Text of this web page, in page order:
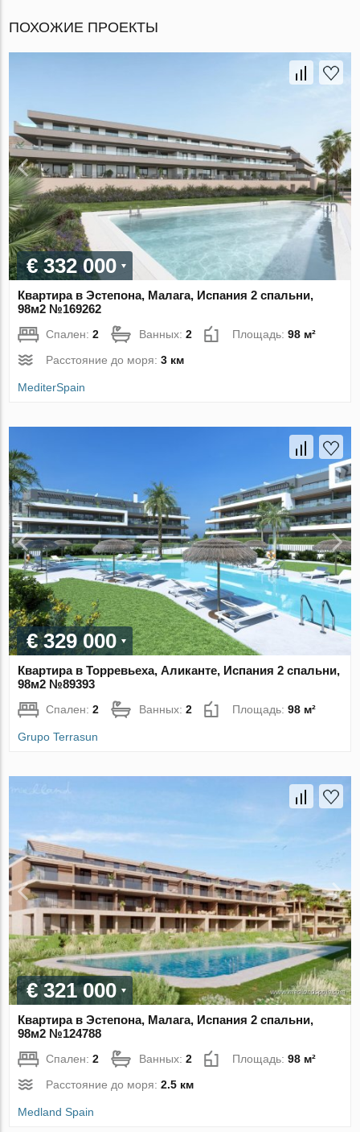
ПОХОЖИЕ ПРОЕКТЫ
€ 332 000
Квартира в Эстепона, Малага, Испания 2 спальни,
98м2 №169262
Спален:2 Ванных:2 Площадь:98 м²
Расстояние до моря:3 км
MediterSpain
€ 329 000
Квартира в Торревьеха, Аликанте, Испания 2 спальни,
98м2 №89393
Спален:2 Ванных:2 Площадь:98 м²
Grupo Terrasun
€ 321 000
Квартира в Эстепона, Малага, Испания 2 спальни,
98м2 №124788
Спален:2 Ванных:2 Площадь:98 м²
Расстояние до моря:2.5 км
Medland Spain